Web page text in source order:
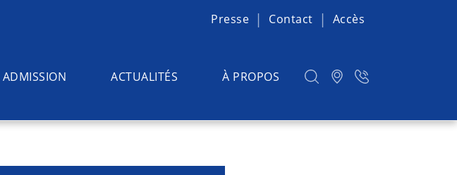
Presse Contact Accès
ADMISSION ACTUALITÉS À PROPOS